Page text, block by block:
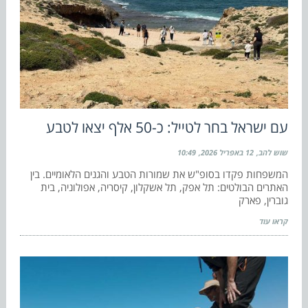
עם ישראל בחר לטייל: כ-50 אלף יצאו לטבע
שוש להב 12 באפריל 2026 10:49
המשפחות פקדו בסופ"ש את שמורות הטבע והגנים הלאומיים. בין
האתרים הבולטים: תל אפק, תל אשקלון, קיסריה, אפולוניה, בית
גוברין, פארק
קראו עוד